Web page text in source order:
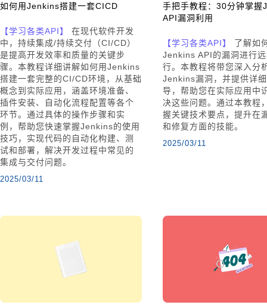
如何用Jenkins搭建一套CICD
【学习各类API】
在现代软件开发
中，持续集成/持续交付（CI/CD）
是提高开发效率和质量的关键步
骤。本教程详细讲解如何用Jenkins
搭建一套完整的CI/CD环境，从基础
概念到实际应用，涵盖环境准备、
插件安装、自动化流程配置等各个
环节。通过具体的操作步骤和实
例，帮助您快速掌握Jenkins的使用
技巧，实现代码的自动化构建、测
试和部署，解决开发过程中常见的
集成与交付问题。
2025/03/11
手把手教程：30分钟掌握
API漏洞利用
【学习各类API】
了解如
Jenkins API的漏洞进行
行。本教程将带您深入分
Jenkins漏洞，并提供详
导，帮助您在实际应用中
决这些问题。通过本教程
握关键技术要点，提升在
和修复方面的技能。
2025/03/11